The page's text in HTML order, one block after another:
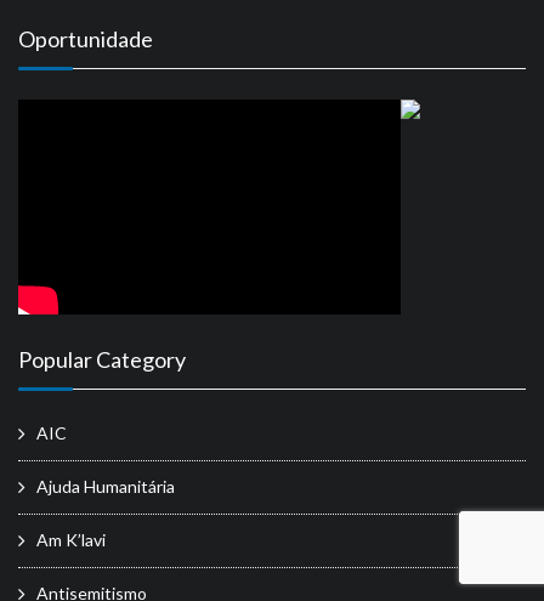
Oportunidade
Popular Category
AIC
Ajuda Humanitária
Am K’lavi
Antisemitismo